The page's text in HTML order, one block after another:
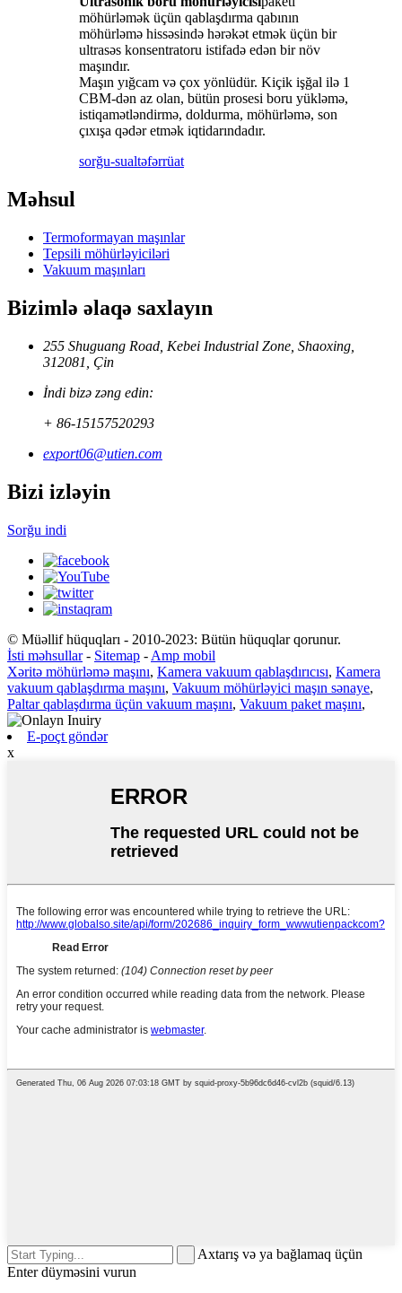
möhürləmək üçün qablaşdırma qabının
möhürləmə hissəsində hərəkət etmək üçün bir
ultrasəs konsentratoru istifadə edən bir növ
maşındır.
Maşın yığcam və çox yönlüdür. Kiçik işğal ilə 1
CBM-dən az olan, bütün prosesi boru yükləmə,
istiqamətləndirmə, doldurma, möhürləmə, son
çıxışa qədər etmək iqtidarındadır.
sorğu-sualtəfərrüat
Məhsul
Termoformayan maşınlar
Tepsili möhürləyiciləri
Vakuum maşınları
Bizimlə əlaqə saxlayın
255 Shuguang Road, Kebei Industrial Zone, Shaoxing,
312081, Çin
İndi bizə zəng edin:
+ 86-15157520293
export06@utien.com
Bizi izləyin
Sorğu indi
© Müəllif hüquqları - 2010-2023: Bütün hüquqlar qorunur.
İsti məhsullar- Sitemap - Amp mobil
Xəritə möhürləmə maşını, Kamera vakuum qablaşdırıcısı, Kamera
vakuum qablaşdırma maşını, Vakuum möhürləyici maşın sənaye,
Paltar qablaşdırma üçün vakuum maşını, Vakuum paket maşını,
E-poçt göndər
x
Axtarış və ya bağlamaq üçün
Enter düyməsini vurun